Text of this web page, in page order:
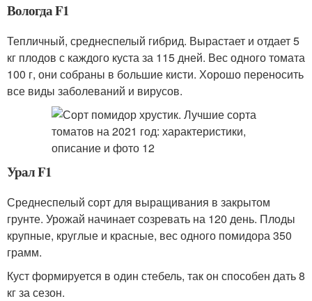
Вологда F1
Тепличный, среднеспелый гибрид. Вырастает и отдает 5
кг плодов с каждого куста за 115 дней. Вес одного томата
100 г, они собраны в большие кисти. Хорошо переносить
все виды заболеваний и вирусов.
Урал F1
Среднеспелый сорт для выращивания в закрытом
грунте. Урожай начинает созревать на 120 день. Плоды
крупные, круглые и красные, вес одного помидора 350
грамм.
Куст формируется в один стебель, так он способен дать 8
кг за сезон.